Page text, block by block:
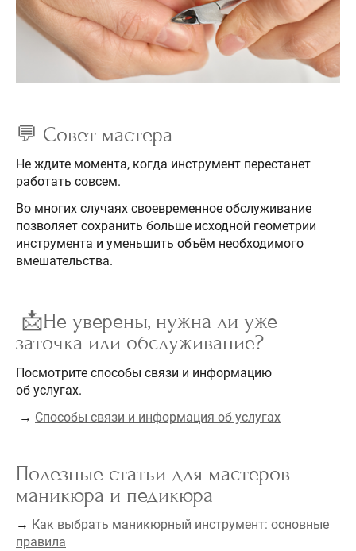
💬 Совет мастера
Не ждите момента, когда инструмент перестанет
работать совсем.
Во многих случаях своевременное обслуживание
позволяет сохранить больше исходной геометрии
инструмента и уменьшить объём необходимого
вмешательства.
📩Не уверены, нужна ли уже
заточка или обслуживание?
Посмотрите способы связи и информацию
об услугах.
→ Способы связи и информация об услугах
Полезные статьи для мастеров
маникюра и педикюра
→ Как выбрать маникюрный инструмент: основные
правила